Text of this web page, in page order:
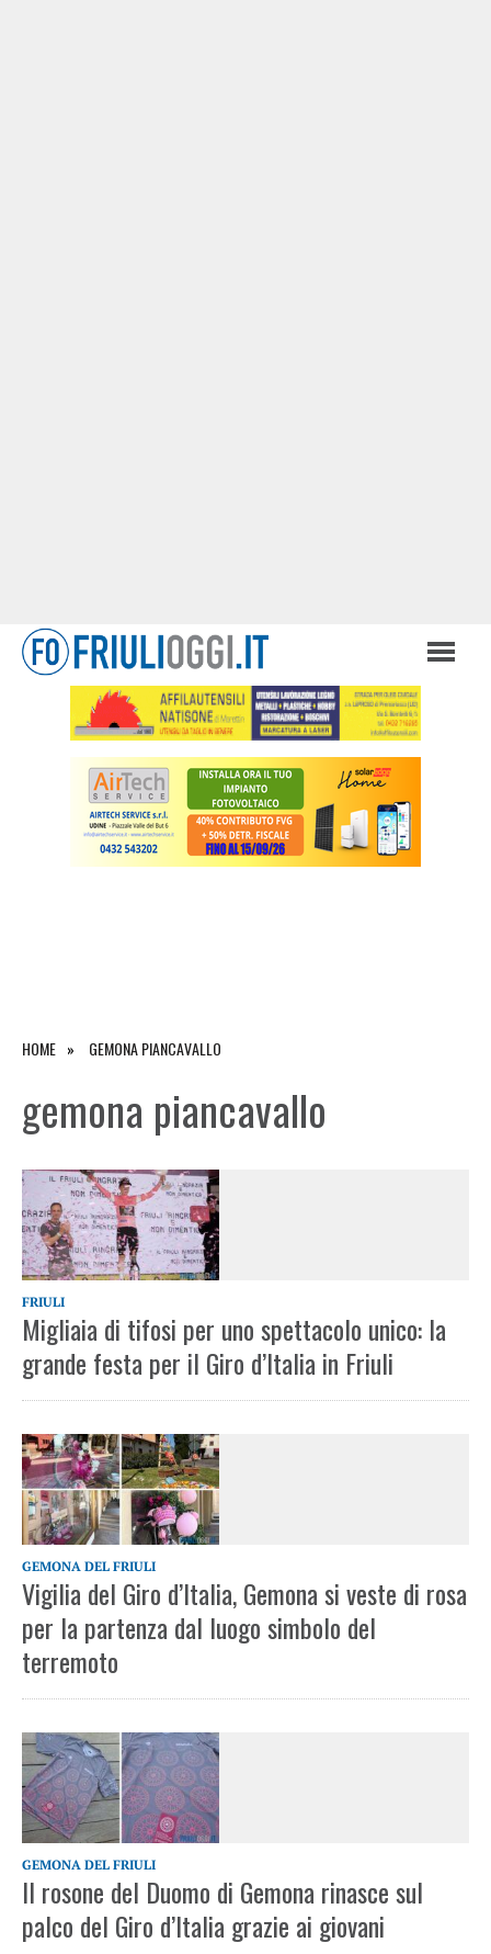
HOME GEMONA PIANCAVALLO
gemona piancavallo
FRIULI
Migliaia di tifosi per uno spettacolo unico: la
grande festa per il Giro d’Italia in Friuli
GEMONA DEL FRIULI
Vigilia del Giro d’Italia, Gemona si veste di rosa
per la partenza dal luogo simbolo del
terremoto
GEMONA DEL FRIULI
Il rosone del Duomo di Gemona rinasce sul
palco del Giro d’Italia grazie ai giovani